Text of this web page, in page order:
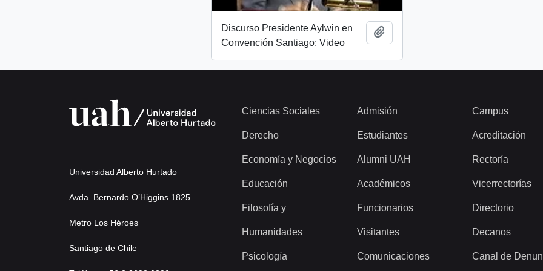
Discurso Presidente Aylwin en
Convención Santiago: Video
Universidad Alberto Hurtado
Avda. Bernardo O’Higgins 1825
Metro Los Héroes
Santiago de Chile
Ciencias Sociales
Derecho
Economía y Negocios
Educación
Filosofía y
Humanidades
Psicología
Admisión
Estudiantes
Alumni UAH
Académicos
Funcionarios
Visitantes
Comunicaciones
Campus
Acreditación
Rectoría
Vicerrectorías
Directorio
Decanos
Canal de